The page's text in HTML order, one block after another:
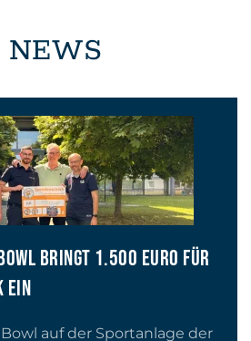
BRINGT 1.500 EURO FÜR
EIN
auf der Sportanlage der